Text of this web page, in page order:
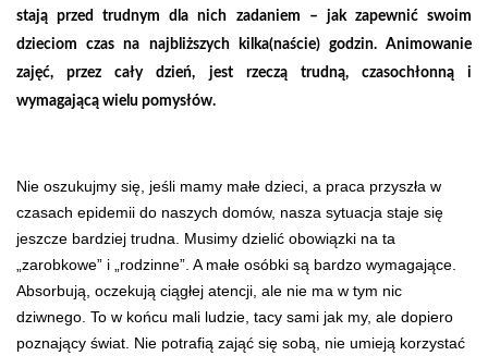
stają przed trudnym dla nich zadaniem – jak zapewnić swoim
dzieciom czas na najbliższych kilka(naście) godzin. Animowanie
zajęć, przez cały dzień, jest rzeczą trudną, czasochłonną i
wymagającą wielu pomysłów.
Nie oszukujmy się, jeśli mamy małe dzieci, a praca przyszła w
czasach epidemii do naszych domów, nasza sytuacja staje się
jeszcze bardziej trudna. Musimy dzielić obowiązki na ta
„zarobkowe” i „rodzinne”. A małe osóbki są bardzo wymagające.
Absorbują, oczekują ciągłej atencji, ale nie ma w tym nic
dziwnego. To w końcu mali ludzie, tacy sami jak my, ale dopiero
poznający świat. Nie potrafią zająć się sobą, nie umieją korzystać